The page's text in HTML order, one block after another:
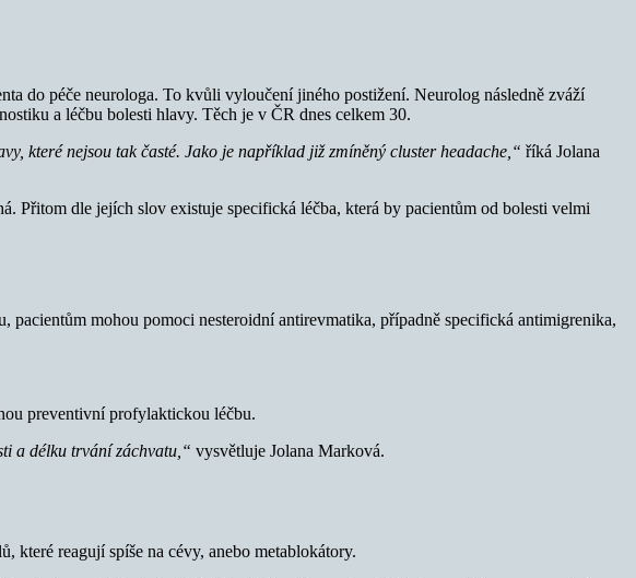
do péče neurologa. To kvůli vyloučení jiného postižení. Neurolog následně zváží
a léčbu bolesti hlavy. Těch je v ČR dnes celkem 30.
které nejsou tak časté. Jako je například již zmíněný cluster headache,“ říká Jolana
Přitom dle jejích slov existuje specifická léčba, která by pacientům od bolesti velmi
mohou pomoci nesteroidní antirevmatika, případně specifická antimigrenika,
preventivní profylaktickou léčbu.
a délku trvání záchvatu,“ vysvětluje Jolana Marková.
reagují spíše na cévy, anebo metablokátory.